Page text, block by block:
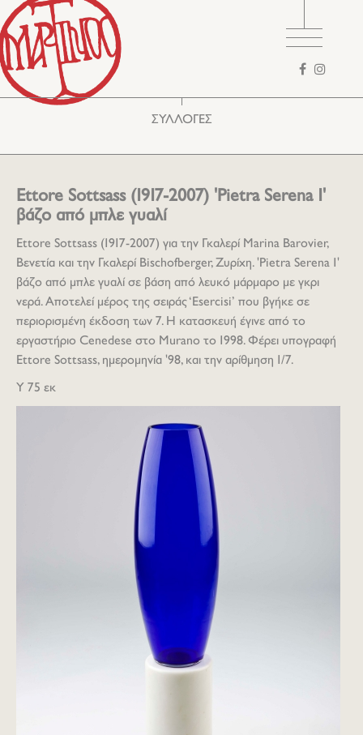
αναζήτησης
ΣΥΛΛΟΓΕΣ
Ettore Sottsass (1917-2007) 'Pietra Serena 1'
βάζο από μπλε γυαλί
Ettore Sottsass (1917-2007) για την Γκαλερί Marina Barovier,
Βενετία και την Γκαλερί Bischofberger, Ζυρίχη. 'Pietra Serena 1'
βάζο από μπλε γυαλί σε βάση από λευκό μάρμαρο με γκρι
νερά. Αποτελεί μέρος της σειράς ‘Esercisi’ που βγήκε σε
περιορισμένη έκδοση των 7. Η κατασκευή έγινε από το
εργαστήριο Cenedese στο Murano το 1998. Φέρει υπογραφή
Ettore Sottsass, ημερομηνία '98, και την αρίθμηση 1/7.
Y 75 εκ